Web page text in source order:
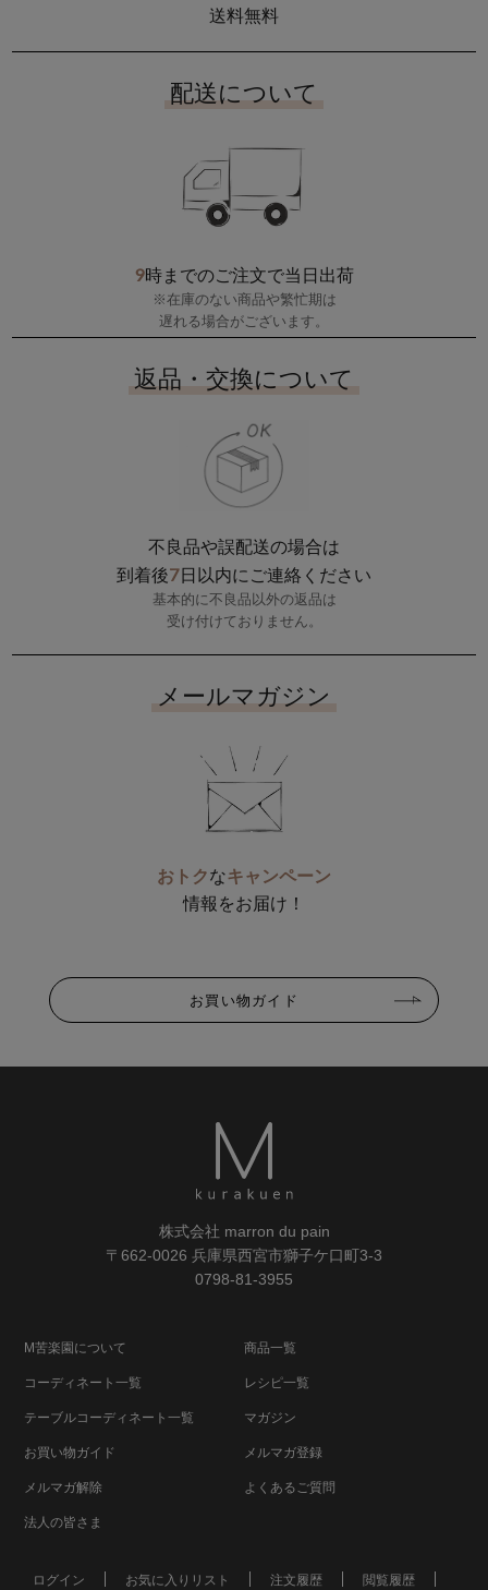
送料無料
配送について
9時までのご注文で当日出荷
※在庫のない商品や繁忙期は
遅れる場合がございます。
返品・交換について
不良品や誤配送の場合は
到着後7日以内にご連絡ください
基本的に不良品以外の返品は
受け付けておりません。
メールマガジン
おトクなキャンペーン
情報をお届け！
お買い物ガイド
株式会社 marron du pain
〒662-0026 兵庫県西宮市獅子ケ口町3-3
0798-81-3955
M苦楽園について 商品一覧
コーディネート一覧 レシピ一覧
テーブルコーディネート一覧 マガジン
お買い物ガイド メルマガ登録
メルマガ解除 よくあるご質問
法人の皆さま
ログイン お気に入りリスト 注文履歴 閲覧履歴